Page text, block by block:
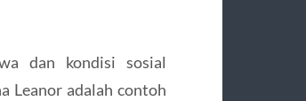
dan kondisi sosial
Leanor adalah contoh